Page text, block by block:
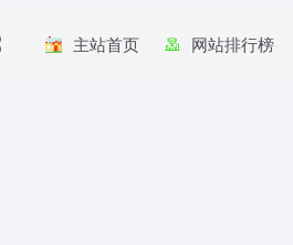
主站首页 网站排行榜